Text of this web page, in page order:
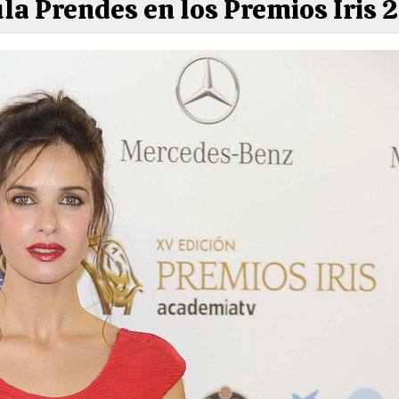
Prendes en los Premios Iris